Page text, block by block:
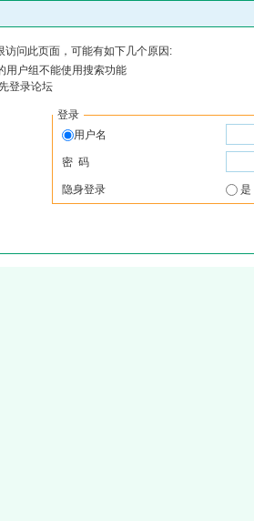
访问此页面，可能有如下几个原因:
用户组不能使用搜索功能
登录论坛
登录
用户名
密 码
隐身登录